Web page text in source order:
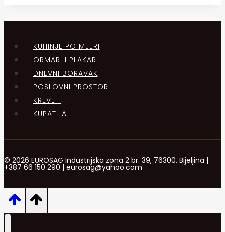
KUHINJE PO MJERI
ORMARI I PLAKARI
DNEVNI BORAVAK
POSLOVNI PROSTOR
KREVETI
KUPATILA
© 2026 EUROSAG Industrijska zona 2 br. 39, 76300, Bijeljina |
+387 66 150 290 | eurosag@yahoo.com